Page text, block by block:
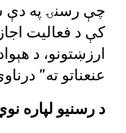
چې رسنۍ په دې
کې د فعالیت
ارزښتونو، د
عنعناتو ته”
د رسنیو لپاره